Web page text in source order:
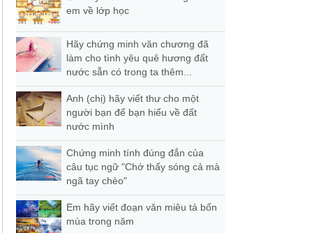
em về lớp học
Hãy chứng minh văn chương đã
làm cho tình yêu quê hương đất
nước sẵn có trong ta thêm...
Anh (chị) hãy viết thư cho một
người bạn để bạn hiểu về đất
nước mình
Chứng minh tính đúng đắn của
câu tục ngữ "Chớ thấy sóng cả mà
ngã tay chèo"
Em hãy viết đoạn văn miêu tả bốn
mùa trong năm